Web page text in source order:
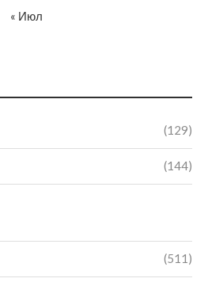
(129)
(144)
(511)
« Июл